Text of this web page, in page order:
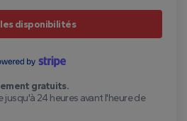
disponibilités
gratuits.
jusqu'à 24 heures avant l'heure de